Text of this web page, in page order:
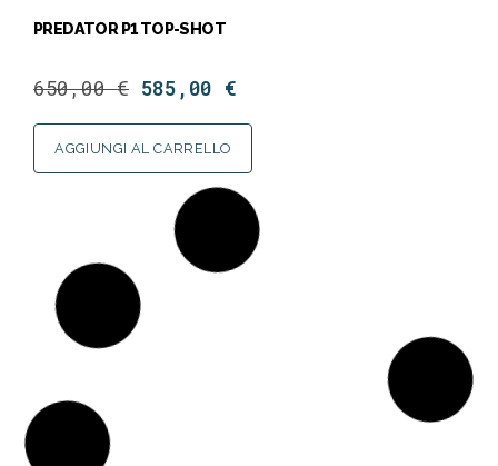
PREDATOR P1 TOP-SHOT
650,00€ 585,00 €
AGGIUNGI AL CARRELLO